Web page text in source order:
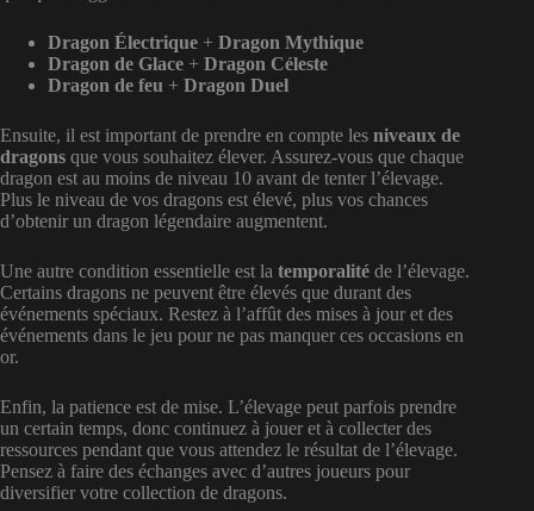
Dragon Électrique + Dragon Mythique
Dragon de Glace + Dragon Céleste
Dragon de feu + Dragon Duel
Ensuite, il est important de prendre en compte les niveaux de
dragons que vous souhaitez élever. Assurez-vous que chaque
dragon est au moins de niveau 10 avant de tenter l’élevage.
Plus le niveau de vos dragons est élevé, plus vos chances
d’obtenir un dragon légendaire augmentent.
Une autre condition essentielle est la temporalité de l’élevage.
Certains dragons ne peuvent être élevés que durant des
événements spéciaux. Restez à l’affût des mises à jour et des
événements dans le jeu pour ne pas manquer ces occasions en
or.
Enfin, la patience est de mise. L’élevage peut parfois prendre
un certain temps, donc continuez à jouer et à collecter des
ressources pendant que vous attendez le résultat de l’élevage.
Pensez à faire des échanges avec d’autres joueurs pour
diversifier votre collection de dragons.